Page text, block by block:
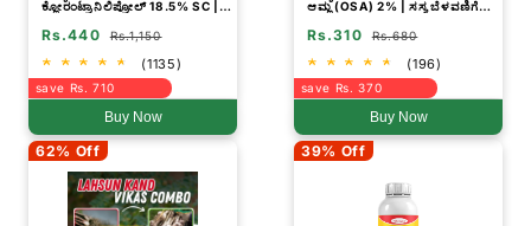
ಕ್ಲೋರಂಟ್ರಾನಿಲಿಪ್ರೋಲ್ 18.5% SC |
Rs.440 Rs.1,150
(1135)
save Rs. 710
Buy Now
ಆಮ್ಲ (OSA) 2% | ಸಸ್ಯ ಬೆಳವಣಿಗೆಯ
Rs.310 Rs.680
(196)
save Rs. 370
Buy Now
62% Off 39% Off